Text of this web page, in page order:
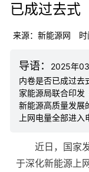
已成过去式
来源：新能源网
2025年
内卷是否已成过去
家能源局联合印发
新能源高质量发展
上网电量全部进入
近日，国家
于深化新能源上